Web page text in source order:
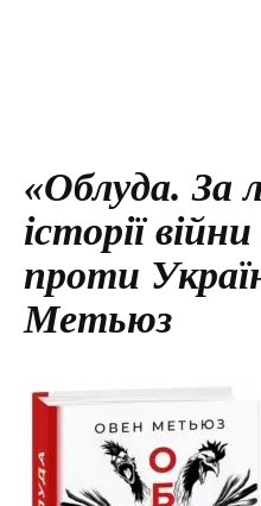
«Облуда. За
історії
проти
Метьюз